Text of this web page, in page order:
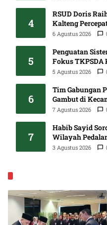
4
RSUD Doris
Kalteng
Pelosok
6 Agustus 2026
5
Penguatan
Fokus TKPSDA
5 Agustus 2026
6
Tim Gabungan
Gambut di
7 Agustus 2026
7
Habib Sayid
Wilayah
3 Agustus 2026